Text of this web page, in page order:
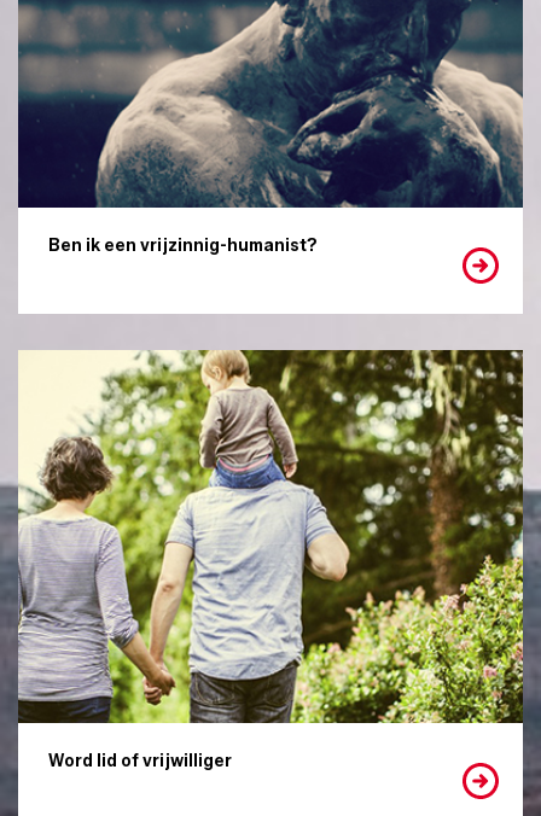
Ben ik een vrijzinnig-humanist?
Word lid of vrijwilliger